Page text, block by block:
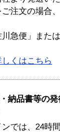
注文の場合
急便」また
くはこちら
納品書等の
では、24時